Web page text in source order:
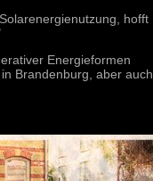
hofft
Energieformen
Brandenburg, aber auch